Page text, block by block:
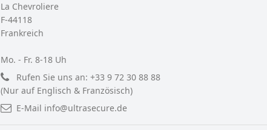
La Chevroliere
F-44118
Frankreich
Mo. - Fr. 8-18 Uh
Rufen Sie uns an: +33 9 72 30 88 88
(Nur auf Englisch & Französisch)
E-Mail info@ultrasecure.de